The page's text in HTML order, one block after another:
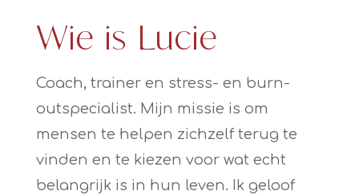
Wie is Lucie
Coach, trainer en stress- en burn-
outspecialist. Mijn missie is om
mensen te helpen zichzelf terug te
vinden en te kiezen voor wat echt
belangrijk is in hun leven. Ik geloof